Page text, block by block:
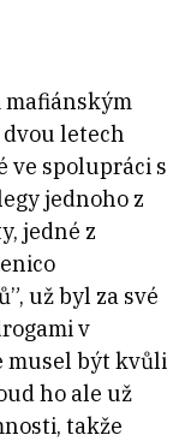
dvou letech
spolupráci s
jednoho z
jedné z
už byl za své
v
musel být kvůli
ho ale už
takže